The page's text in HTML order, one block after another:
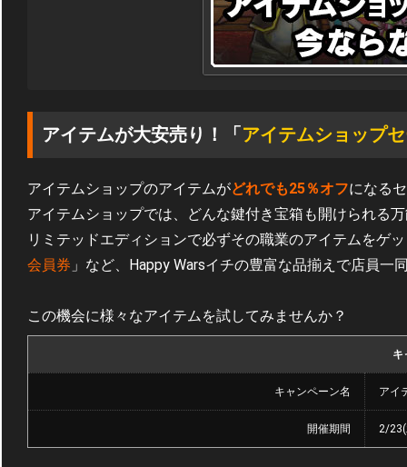
アイテムが大安売り！「 アイテムショップ
アイテムショップのアイテムがどれでも25％オフになる
アイテムショップでは、どんな鍵付き宝箱も開けられる
リミテッドエディションで必ずその職業のアイテムをゲ
会員券 」など、Happy Warsイチの豊富な品揃えで店員一
この機会に様々なアイテムを試してみませんか？
キ
キャンペーン名 アイ
開催期間 2/